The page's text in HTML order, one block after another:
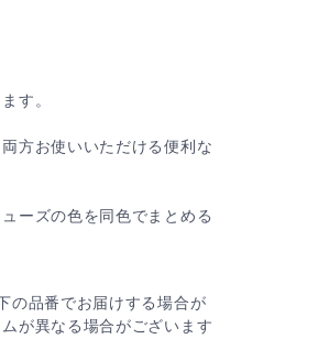
す。
方お使いいただける便利な
ーズの色を同色でまとめる
の品番でお届けする場合が
が異なる場合がございます